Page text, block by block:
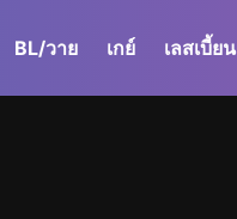
BL/วาย เกย์ เลสเบี้ยน